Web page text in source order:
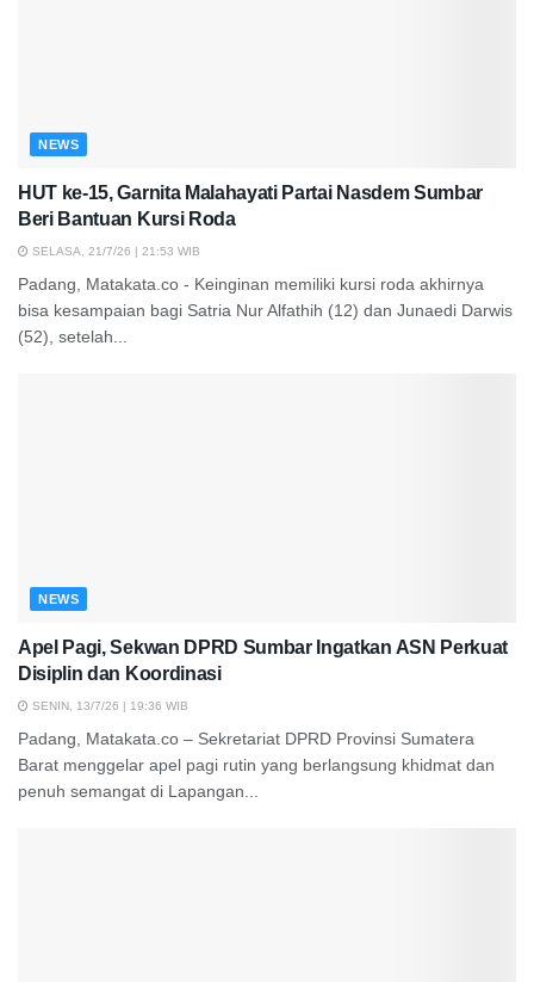
NEWS
HUT ke-15, Garnita Malahayati Partai Nasdem Sumbar
Beri Bantuan Kursi Roda
SELASA, 21/7/26 | 21:53 WIB
Padang, Matakata.co - Keinginan memiliki kursi roda akhirnya
bisa kesampaian bagi Satria Nur Alfathih (12) dan Junaedi Darwis
(52), setelah...
NEWS
Apel Pagi, Sekwan DPRD Sumbar Ingatkan ASN Perkuat
Disiplin dan Koordinasi
SENIN, 13/7/26 | 19:36 WIB
Padang, Matakata.co – Sekretariat DPRD Provinsi Sumatera
Barat menggelar apel pagi rutin yang berlangsung khidmat dan
penuh semangat di Lapangan...